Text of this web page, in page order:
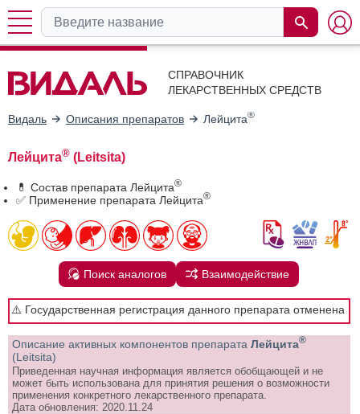
СПРАВОЧНИК
ЛЕКАРСТВЕННЫХ СРЕДСТВ
Видаль Описания препаратов Лейцита®
Лейцита® (Leitsita)
💊 Состав препарата Лейцита®
✅ Применение препарата Лейцита®
Поиск аналогов Взаимодействие
⚠️ Государственная регистрация данного препарата отменена
Описание активных компонентов препарата Лейцита®
(Leitsita)
Приведенная научная информация является обобщающей и не
может быть использована для принятия решения о возможности
применения конкретного лекарственного препарата.
Дата обновления: 2020.11.24